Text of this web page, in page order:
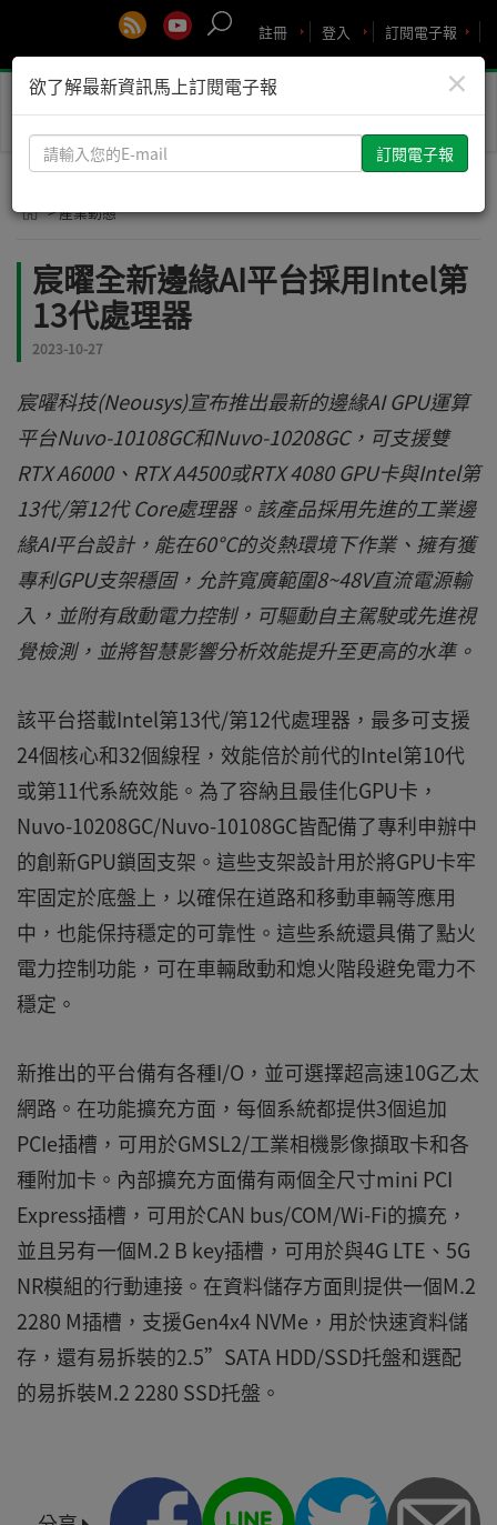
訂閱電子報
登入
註冊
Toggle
> 產業動態
宸曜全新邊緣AI平台採用Intel第
13代處理器
2023-10-27
宸曜科技(Neousys)宣布推出最新的邊緣AI GPU運算
平台Nuvo-10108GC和Nuvo-10208GC，可支援雙
RTX A6000、RTX A4500或RTX 4080 GPU卡與Intel第
13代/第12代 Core處理器。該產品採用先進的工業邊
緣AI平台設計，能在60°C的炎熱環境下作業、擁有獲
專利GPU支架穩固，允許寬廣範圍8~48V直流電源輸
入，並附有啟動電力控制，可驅動自主駕駛或先進視
覺檢測，並將智慧影響分析效能提升至更高的水準。
該平台搭載Intel第13代/第12代處理器，最多可支援
24個核心和32個線程，效能倍於前代的Intel第10代
或第11代系統效能。為了容納且最佳化GPU卡，
Nuvo-10208GC/Nuvo-10108GC皆配備了專利申辦中
的創新GPU鎖固支架。這些支架設計用於將GPU卡牢
牢固定於底盤上，以確保在道路和移動車輛等應用
中，也能保持穩定的可靠性。這些系統還具備了點火
電力控制功能，可在車輛啟動和熄火階段避免電力不
穩定。
新推出的平台備有各種I/O，並可選擇超高速10G乙太
網路。在功能擴充方面，每個系統都提供3個追加
PCIe插槽，可用於GMSL2/工業相機影像擷取卡和各
種附加卡。內部擴充方面備有兩個全尺寸mini PCI
Express插槽，可用於CAN bus/COM/Wi-Fi的擴充，
並且另有一個M.2 B key插槽，可用於與4G LTE、5G
NR模組的行動連接。在資料儲存方面則提供一個M.2
2280 M插槽，支援Gen4x4 NVMe，用於快速資料儲
存，還有易拆裝的2.5”SATA HDD/SSD托盤和選配
的易拆裝M.2 2280 SSD托盤。
×
欲了解最新資訊馬上訂閱電子報
請
輸
您
E-
mail